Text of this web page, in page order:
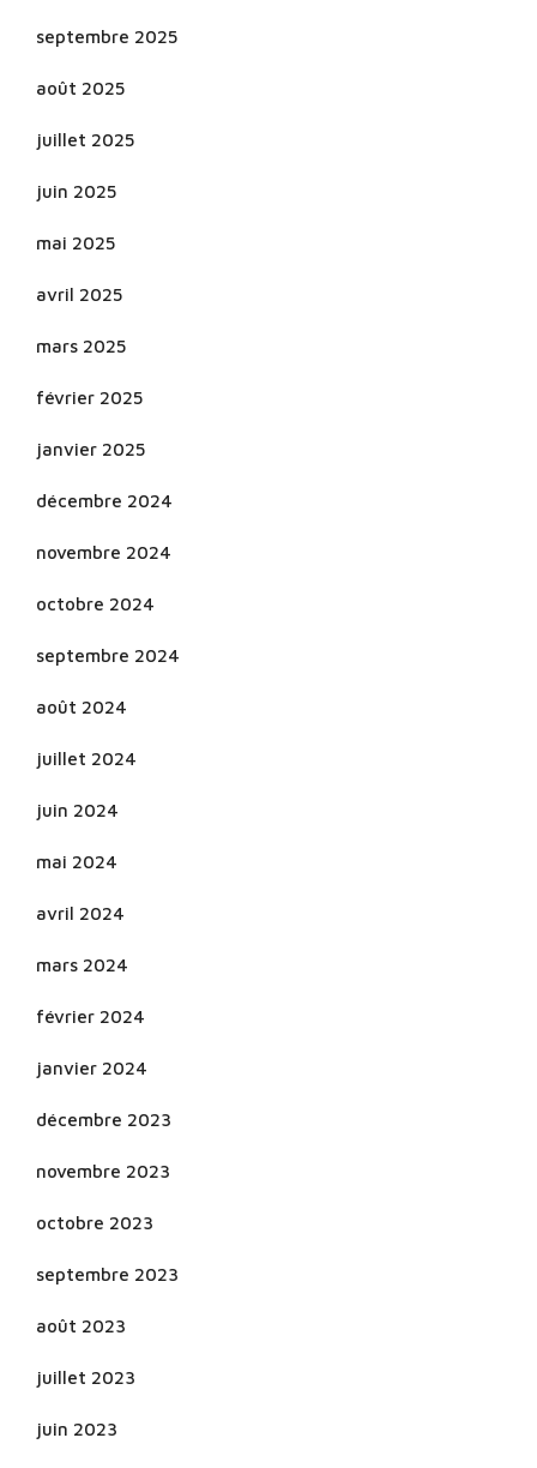
septembre 2025
août 2025
juillet 2025
juin 2025
mai 2025
avril 2025
mars 2025
février 2025
janvier 2025
décembre 2024
novembre 2024
octobre 2024
septembre 2024
août 2024
juillet 2024
juin 2024
mai 2024
avril 2024
mars 2024
février 2024
janvier 2024
décembre 2023
novembre 2023
octobre 2023
septembre 2023
août 2023
juillet 2023
juin 2023